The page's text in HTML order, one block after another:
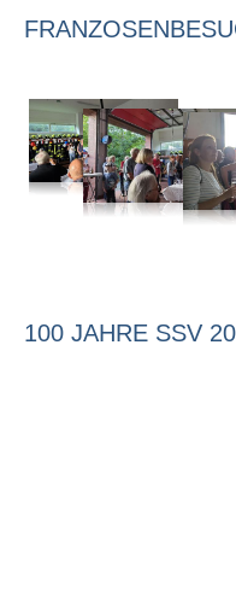
100 JAHRE SSV